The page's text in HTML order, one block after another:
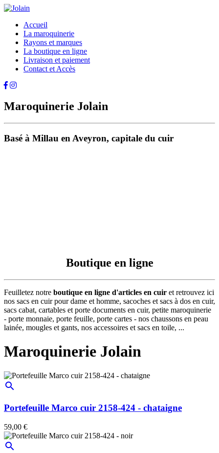
Accueil
La maroquinerie
Rayons et marques
La boutique en ligne
Livraison et paiement
Contact et Accès
Maroquinerie Jolain
Basé à Millau en Aveyron, capitale du cuir
Boutique en ligne
Feuilletez notre boutique en ligne d'articles en cuir et retrouvez ici
nos sacs en cuir pour dame et homme, sacoches et sacs à dos en cuir,
sacs cabat, cartables et porte documents en cuir, petite maroquinerie
- porte monnaie, porte feuille, porte cartes - nos chaussons en peau
lainée, mougles et gants, nos accessoires et sacs en toile, ...
Maroquinerie Jolain
search
Portefeuille Marco cuir 2158-424 - chataigne
59,00 €
search